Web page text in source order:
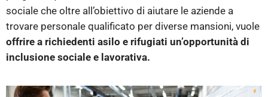
sociale che oltre all’obiettivo di aiutare le aziende a
trovare personale qualificato per diverse mansioni, vuole
offrire a richiedenti asilo e rifugiati un’opportunità di
inclusione sociale e lavorativa.